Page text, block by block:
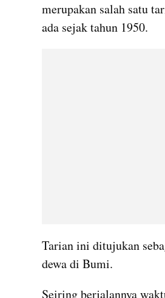
merupakan salah satu
ada sejak tahun 1950.
Tarian ini ditujukan
dewa di Bumi.
Seiring berjalannya